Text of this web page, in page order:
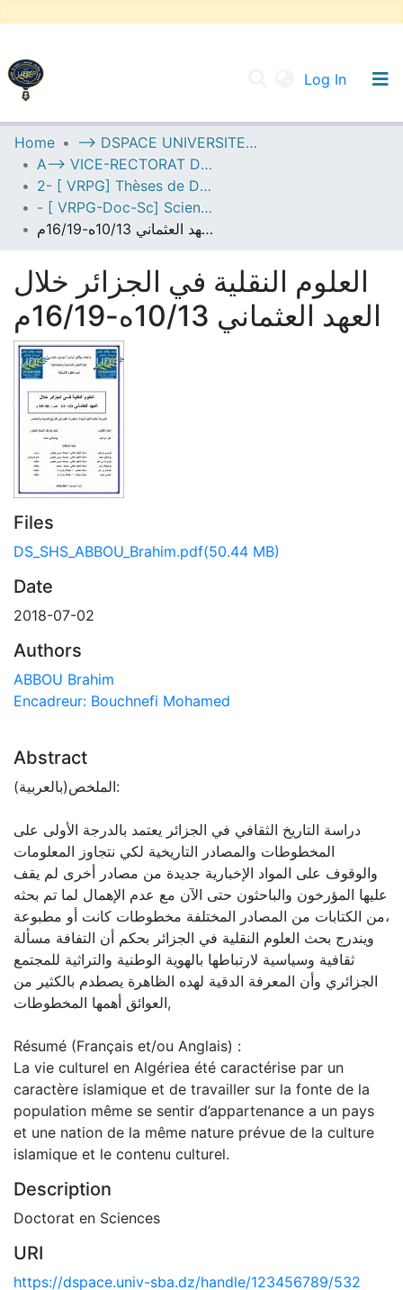
Log In
UNIVERSITY OF D.L SIDI BEL ABBES
Communities & Collections
All of DSpace
Statistics
Home
--> DSPACE UNIVERSITE DJILALLI LIABES DE SIDI BEL ABBES
A--> VICE-RECTORAT DE LA POST-GRADUATION
2- [ VRPG] Thèses de Doctorat en Sciences
- [ VRPG-Doc-Sc] Sciences humaines et sociales --- علوم إنسانية واجتماعية
العلوم النقلية في الجزائر خلال العهد العثماني 10/13ه-16/19م
العلوم النقلية في الجزائر خلال
العهد العثماني 10/13ه-16/19م
Files
DS_SHS_ABBOU_Brahim.pdf(50.44 MB)
Date
2018-07-02
Authors
ABBOU Brahim
Encadreur: Bouchnefi Mohamed
Abstract
الملخص(بالعربية):
دراسة التاريخ الثقافي في الجزائر يعتمد بالدرجة الأولى على
المخطوطات والمصادر التاريخية لكي نتجاوز المعلومات
والوقوف على المواد الإخبارية جديدة من مصادر أخرى لم يقف
عليها المؤرخون والباحثون حتى الآن مع عدم الإهمال لما تم بحثه
من الكتابات من المصادر المختلفة مخطوطات كانت أو مطبوعة،
ويندرج بحث العلوم النقلية في الجزائر بحكم أن التفافة مسألة
ثقافية وسياسية لارتباطها بالهوية الوطنية والتراثية للمجتمع
الجزائري وأن المعرفة الدقية لهده الظاهرة يصطدم بالكثير من
العوائق أهمها المخطوطات,
Résumé (Français et/ou Anglais) :
La vie culturel en Algériea été caractérise par un
caractère islamique et de travailler sur la fonte de la
population même se sentir d’appartenance a un pays
et une nation de la même nature prévue de la culture
islamique et le contenu culturel.
Description
Doctorat en Sciences
URI
https://dspace.univ-sba.dz/handle/123456789/532